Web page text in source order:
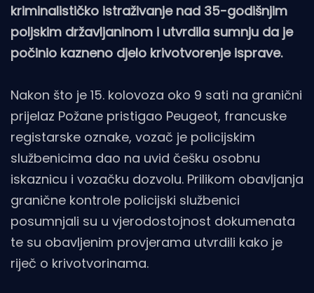
kriminalističko istraživanje nad 35-godišnjim
poljskim državljaninom i utvrdila sumnju da je
počinio kazneno djelo krivotvorenje isprave.
Nakon što je 15. kolovoza oko 9 sati na granični
prijelaz Požane pristigao Peugeot, francuske
registarske oznake, vozač je policijskim
službenicima dao na uvid češku osobnu
iskaznicu i vozačku dozvolu. Prilikom obavljanja
granične kontrole policijski službenici
posumnjali su u vjerodostojnost dokumenata
te su obavljenim provjerama utvrdili kako je
riječ o krivotvorinama.